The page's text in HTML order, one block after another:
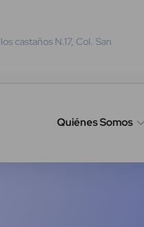
castaños N.17, Col. San
Quiénes Somos